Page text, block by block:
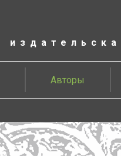
Авторы